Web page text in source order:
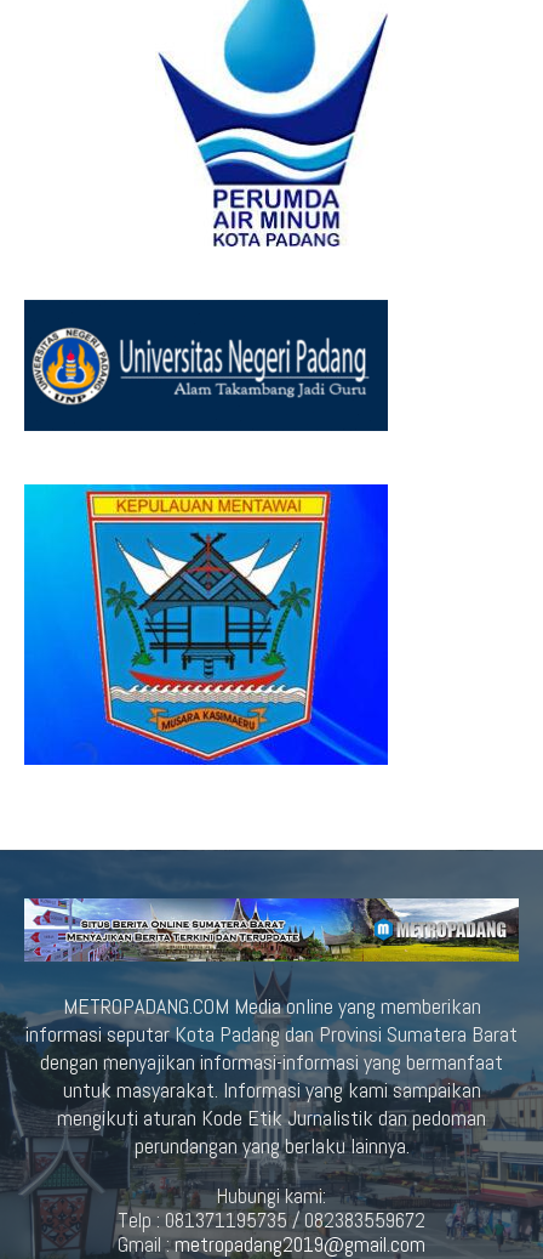
METROPADANG.COM Media online yang memberikan
informasi seputar Kota Padang dan Provinsi Sumatera Barat
dengan menyajikan informasi-informasi yang bermanfaat
untuk masyarakat. Informasi yang kami sampaikan
mengikuti aturan Kode Etik Jurnalistik dan pedoman
perundangan yang berlaku lainnya.
Hubungi kami:
Telp : 081371195735 / 082383559672
Gmail :metropadang2019@gmail.com